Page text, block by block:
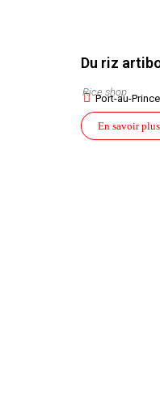
Du riz
Rice shop
Port-au-Prince
En savoir plus